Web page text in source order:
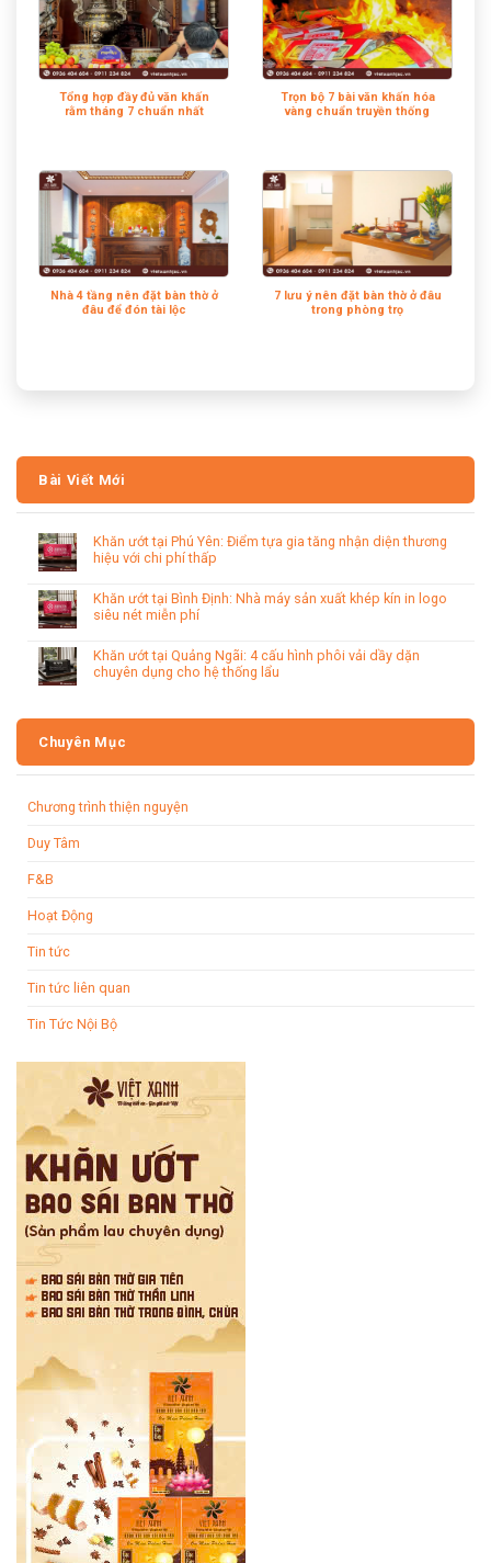
Tổng hợp đầy đủ văn khấn
rằm tháng 7 chuẩn nhất
Trọn bộ 7 bài văn khấn hóa
vàng chuẩn truyền thống
Nhà 4 tầng nên đặt bàn thờ ở
đâu để đón tài lộc
7 lưu ý nên đặt bàn thờ ở đâu
trong phòng trọ
Bài Viết Mới
Khăn ướt tại Phú Yên: Điểm tựa gia tăng nhận diện thương
hiệu với chi phí thấp
Khăn ướt tại Bình Định: Nhà máy sản xuất khép kín in logo
siêu nét miễn phí
Khăn ướt tại Quảng Ngãi: 4 cấu hình phôi vải dầy dặn
chuyên dụng cho hệ thống lẩu
Chuyên Mục
Chương trình thiện nguyện
Duy Tâm
F&B
Hoạt Động
Tin tức
Tin tức liên quan
Tin Tức Nội Bộ